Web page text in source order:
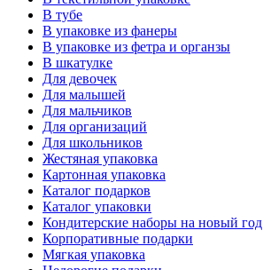
В тубе
В упаковке из фанеры
В упаковке из фетра и органзы
В шкатулке
Для девочек
Для малышей
Для мальчиков
Для организаций
Для школьников
Жестяная упаковка
Картонная упаковка
Каталог подарков
Каталог упаковки
Кондитерские наборы на новый год
Корпоративные подарки
Мягкая упаковка